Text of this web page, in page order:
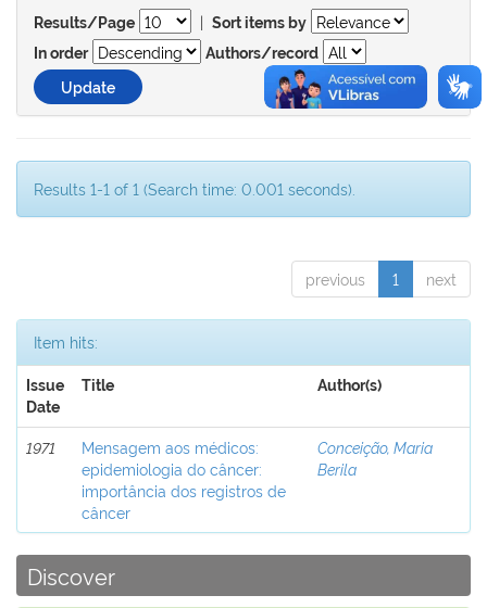
Results/Page | Sort items by
In order
Authors/record
Results 1-1 of 1 (Search time: 0.001 seconds).
previous 1 next
Item hits:
Issue
Date
Title Author(s)
1971
Mensagem aos médicos:
epidemiologia do câncer:
importância dos registros de
câncer
Conceição, Maria
Berila
Discover